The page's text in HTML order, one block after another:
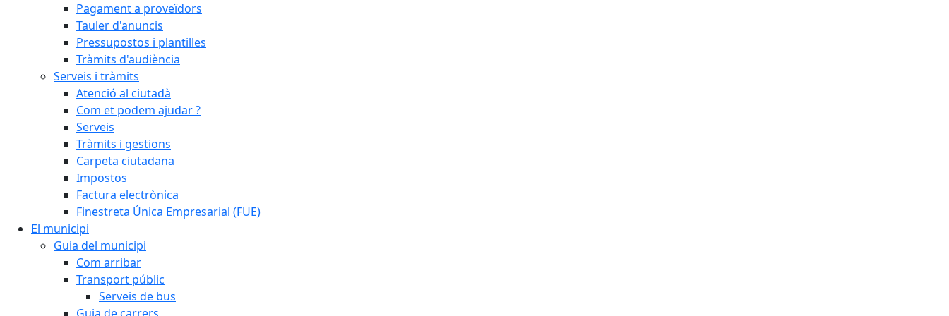
Pagament a proveïdors
Tauler d'anuncis
Pressupostos i plantilles
Tràmits d'audiència
Serveis i tràmits
Atenció al ciutadà
Com et podem ajudar ?
Serveis
Tràmits i gestions
Carpeta ciutadana
Impostos
Factura electrònica
Finestreta Única Empresarial (FUE)
El municipi
Guia del municipi
Com arribar
Transport públic
Serveis de bus